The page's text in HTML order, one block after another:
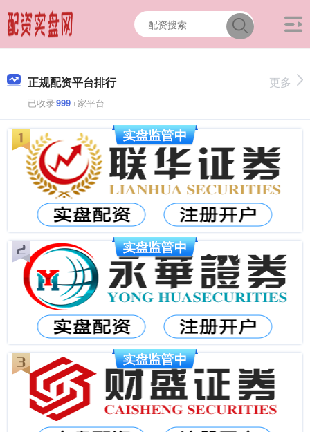
正规配资平台排行
已收录999+家平台
更多